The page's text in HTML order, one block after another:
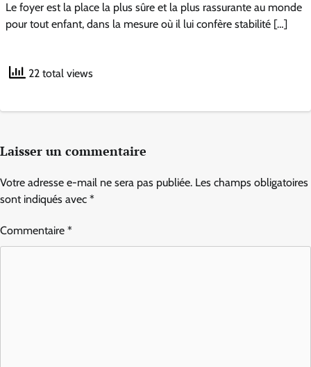
Le foyer est la place la plus sûre et la plus rassurante au monde
pour tout enfant, dans la mesure où il lui confère stabilité […]
22 total views
Laisser un commentaire
Votre adresse e-mail ne sera pas publiée. Les champs obligatoires
sont indiqués avec *
Commentaire *